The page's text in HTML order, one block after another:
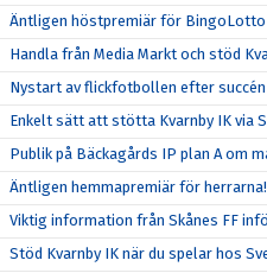
Äntligen höstpremiär för BingoLotto
Handla från Media Markt och stöd
Nystart av flickfotbollen efter succén
Enkelt sätt att stötta Kvarnby IK via
Publik på Bäckagårds IP plan A om
Äntligen hemmapremiär för
Viktig information från Skånes FF
Stöd Kvarnby IK när du spelar hos